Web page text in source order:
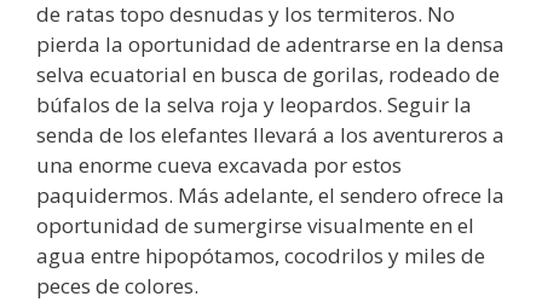
de ratas topo desnudas y los termiteros. No
pierda la oportunidad de adentrarse en la densa
selva ecuatorial en busca de gorilas, rodeado de
búfalos de la selva roja y leopardos. Seguir la
senda de los elefantes llevará a los aventureros a
una enorme cueva excavada por estos
paquidermos. Más adelante, el sendero ofrece la
oportunidad de sumergirse visualmente en el
agua entre hipopótamos, cocodrilos y miles de
peces de colores.